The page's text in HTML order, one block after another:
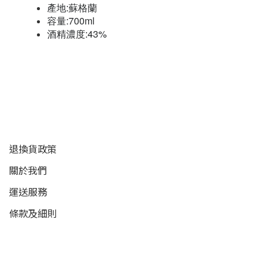
產地:蘇格蘭
容量:700ml
酒精濃度:43%
退換貨政策
關於我們
運送服務
條款及細則